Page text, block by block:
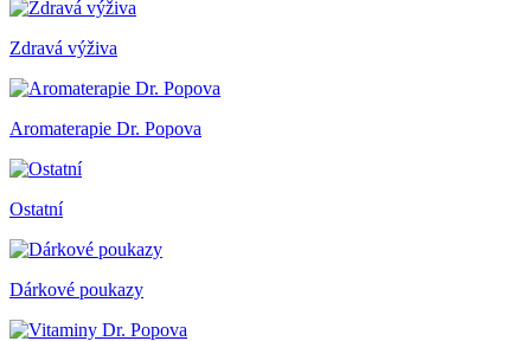
Zdravá výživa
Aromaterapie Dr. Popova
Ostatní
Dárkové poukazy